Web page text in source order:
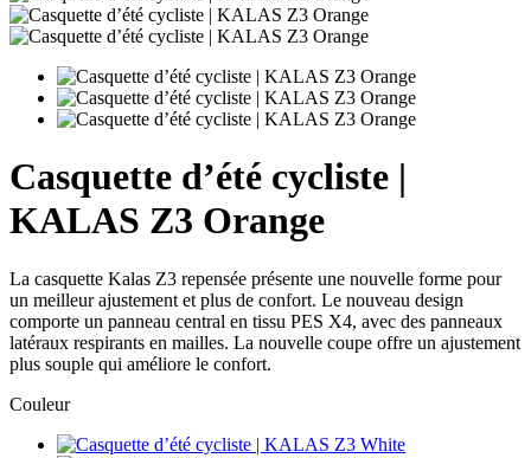
Casquette d’été cycliste |
KALAS Z3 Orange
La casquette Kalas Z3 repensée présente une nouvelle forme pour
un meilleur ajustement et plus de confort. Le nouveau design
comporte un panneau central en tissu PES X4, avec des panneaux
latéraux respirants en mailles. La nouvelle coupe offre un ajustement
plus souple qui améliore le confort.
Couleur